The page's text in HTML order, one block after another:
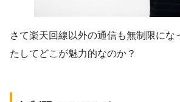
さて楽天回線以外の通信も無制限にな
たしてどこが魅力的なのか？